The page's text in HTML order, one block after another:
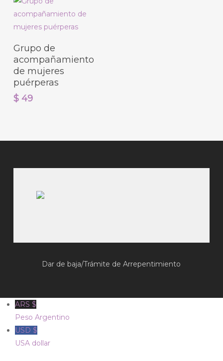
Agregar Al Carrito
Grupo de
acompañamiento
de mujeres
puérperas
$49
Dar de baja/Trámite de Arrepentimiento
ARS $
Peso Argentino
USD $
USA dollar